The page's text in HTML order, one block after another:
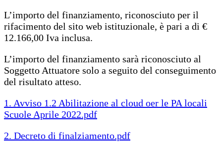
L’importo del finanziamento, riconosciuto per il
rifacimento del sito web istituzionale, è pari a di €
12.166,00 Iva inclusa.
L’importo del finanziamento sarà riconosciuto al
Soggetto Attuatore solo a seguito del conseguimento
del risultato atteso.
1. Avviso 1.2 Abilitazione al cloud oer le PA locali
Scuole Aprile 2022.pdf
2. Decreto di finalziamento.pdf